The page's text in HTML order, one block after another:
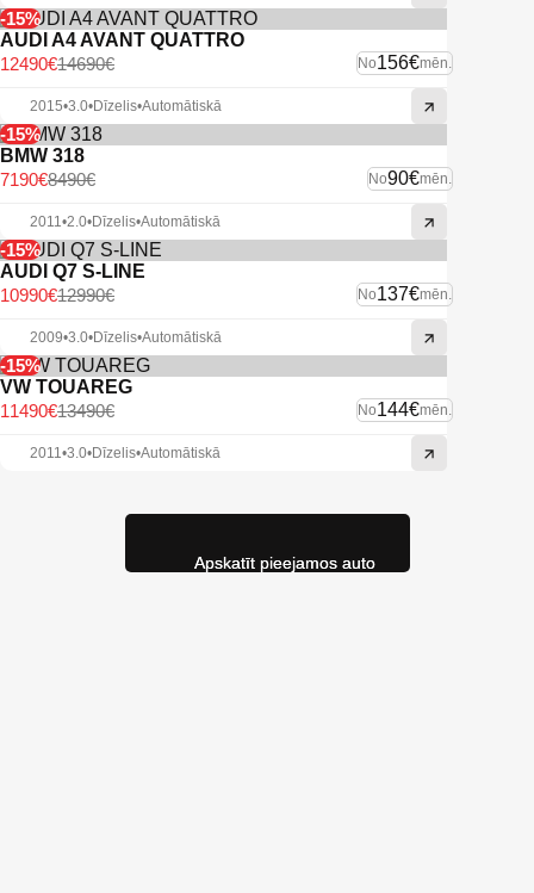
-15%
AUDI A4 AVANT QUATTRO
No156€mēn.
14690€
12490€
2015•3.0•Dīzelis•Automātiskā
-15%
BMW 318
No90€mēn.
8490€
7190€
2011•2.0•Dīzelis•Automātiskā
-15%
AUDI Q7 S-LINE
No137€mēn.
12990€
10990€
2009•3.0•Dīzelis•Automātiskā
-15%
VW TOUAREG
No144€mēn.
13490€
11490€
2011•3.0•Dīzelis•Automātiskā